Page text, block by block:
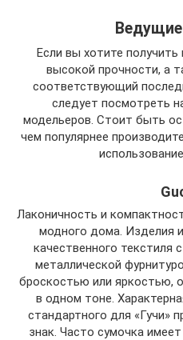
Если вы хотите получить
высокой прочности, а
соответствующий
следует посмотреть
модельеров. Стоит быть
чем популярнее
Лаконичность и
модного дома. Изделия
качественного текстиля
металлической
броскостью или яркостью,
в одном тоне.
стандартного для «Гучи»
знак. Часто сумочка